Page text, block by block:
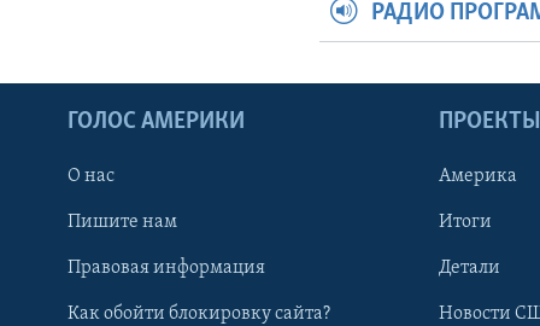
РАДИО
ГОЛОС АМЕРИКИ
О нас
Пишите нам
Правовая информация
Как обойти блокировку сайта?
ПРОЕКТЫ
Америка
Итоги
Детали
Новости